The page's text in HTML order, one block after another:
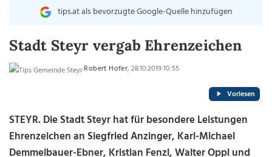
tips.at als bevorzugte Google-Quelle hinzufügen
Stadt Steyr vergab Ehrenzeichen
Robert Hofer, 28.10.2019 10:55
Vorlesen
STEYR. Die Stadt Steyr hat für besondere Leistungen
Ehrenzeichen an Siegfried Anzinger, Karl-Michael
Demmelbauer-Ebner, Kristian Fenzl, Walter Oppl und